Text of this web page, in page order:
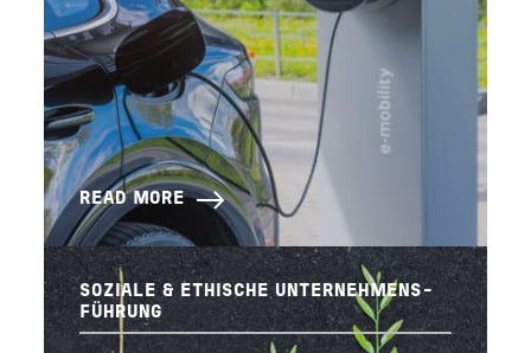
READ MORE
SOZIALE & ETHISCHE UNTERNEHMENS-
FÜHRUNG